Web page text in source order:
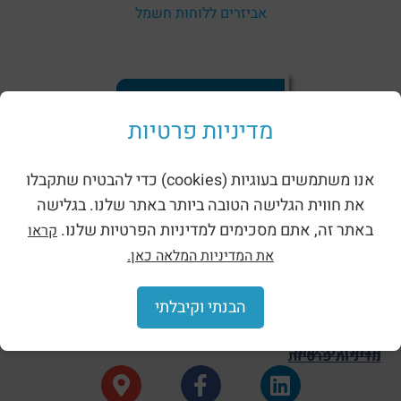
מדיניות פרטיות
אנו משתמשים בעוגיות (cookies) כדי להבטיח שתקבלו
את חווית הגלישה הטובה ביותר באתר שלנו. בגלישה
באתר זה, אתם מסכימים למדיניות הפרטיות שלנו. קראו
את המדיניות המלאה כאן.
הבנתי וקיבלתי
אביזרים ללוחות חשמל
שמרו על קשר
כתובת: רח' הפרדס א.ת לב הארץ כפר קאסם
שעות פעילות: ימים א' - ה' 8:00 - 17:00
הצהרת נגישות
מדיניות פרטיות